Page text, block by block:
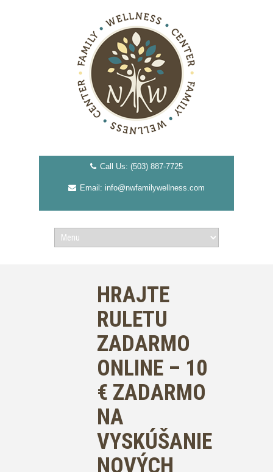
Call Us: (503) 887-7725
Email: info@nwfamilywellness.com
HRAJTE
RULETU
ZADARMO
ONLINE – 10
€ ZADARMO
NA
VYSKÚŠANIE
NOVÝCH